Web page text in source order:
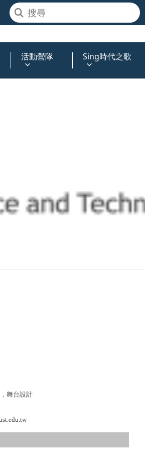
活動營隊 Sing時代之歌
舞台設計